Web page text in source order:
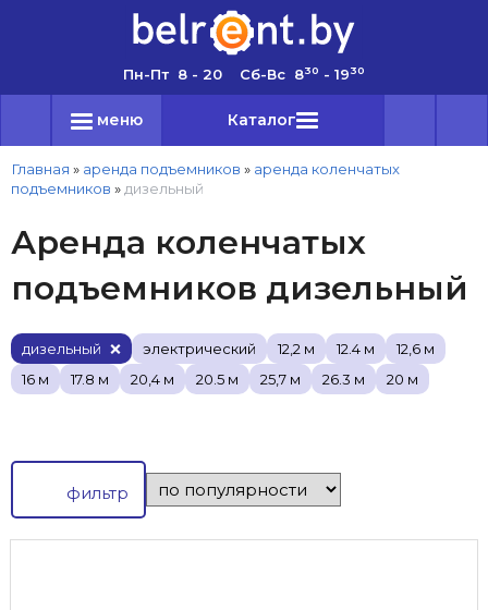
Пн-Пт 8 - 20 Сб-Вс 830 - 1930
меню Каталог
Главная » аренда подъемников » аренда коленчатых
подъемников » дизельный
Аренда коленчатых
подъемников дизельный
дизельный электрический 12,2 м 12.4 м
12,6 м
16 м
17.8 м 20,4 м 20.5 м 25,7 м 26.3 м 20 м
фильтр